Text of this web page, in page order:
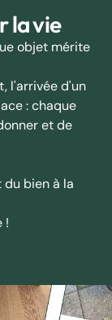
la vie
objet mérite
l'arrivée d'un
: chaque
et de
du bien à la
!